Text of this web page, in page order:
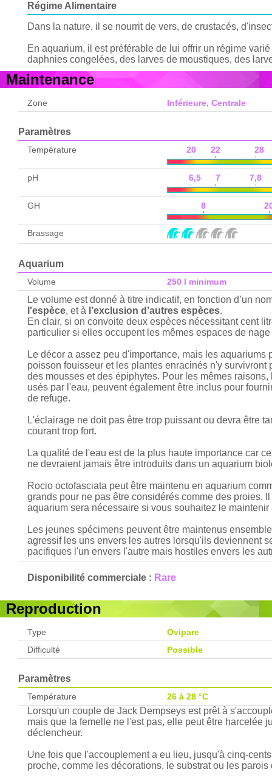
Régime Alimentaire
Dans la nature, il se nourrit de vers, de crustacés,
En aquarium, il est préférable de lui offrir un régime
daphnies congelées, des larves de moustiques, des
Maintenance
Zone Inférieure, Centrale
Paramètres
Température 20 22 28
pH 6,5 7 7,8
GH 8
Brassage
Aquarium
Volume 250 l minimum
Le volume est donné à titre indicatif, en fonction d’un
l'espèce, et à l’exclusion d’autres espèces.
En clair, si on convoite deux espèces nécessitant cent
particulier si elles occupent les mêmes espaces de nage
Le décor a assez peu d'importance, mais les
poisson fouisseur et les plantes enracinés n'y
des mousses et des épiphytes. Pour les mêmes
usés par l'eau, peuvent également être inclus pour
de refuge.
L'éclairage ne doit pas être trop puissant ou devra être
courant trop fort.
La qualité de l'eau est de la plus haute importance car
ne devraient jamais être introduits dans un aquarium
Rocio octofasciata peut être maintenu en aquarium
grands pour ne pas être considérés comme des proies.
aquarium sera nécessaire si vous souhaitez le
Les jeunes spécimens peuvent être maintenus
agressif les uns envers les autres lorsqu'ils deviennent
pacifiques l'un envers l'autre mais hostiles envers les
Disponibilité commerciale : Rare
Reproduction
Type
Ovipare
Difficulté
Possible
Paramètres
Température 26 à 28 °C
Lorsqu'un couple de Jack Dempseys est prêt à
mais que la femelle ne l'est pas, elle peut être harcelée
déclencheur.
Une fois que l'accouplement a eu lieu, jusqu'à cinq-
proche, comme les décorations, le substrat ou les